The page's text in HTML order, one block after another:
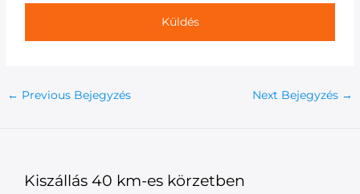
Küldés
← Previous Bejegyzés Next Bejegyzés →
Kiszállás 40 km-es körzetben